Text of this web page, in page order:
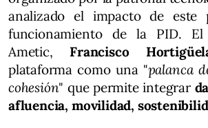
analizado el impacto de este
funcionamiento de la PID. El
Ametic, Francisco
plataforma como una "palanca
cohesión" que permite integrar
afluencia, movilidad,